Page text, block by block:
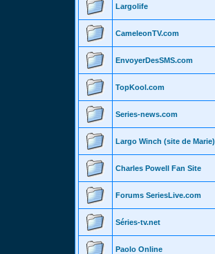
Largolife
CameleonTV.com
EnvoyerDesSMS.com
TopKool.com
Series-news.com
Largo Winch (site de Marie)
Charles Powell Fan Site
Forums SeriesLive.com
Séries-tv.net
Paolo Online